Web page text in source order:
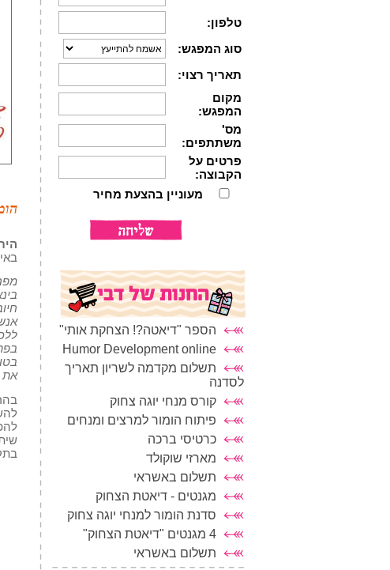
הספר "דיאטה?! הצחקת אותי"
Humor Development online
תשלום מקדמה לשריון תאריך
לסדנה
קורס מנחי יוגה צחוק
פיתוח הומור למרצים ומנחים
כרטיסי ברכה
מארזי שוקולד
תשלום באשראי
מגנטים - דיאטת הצחוק
סדנת הומור למנחי יוגה צחוק
4 מגנטים "דיאטת הצחוק"
תשלום באשראי
את